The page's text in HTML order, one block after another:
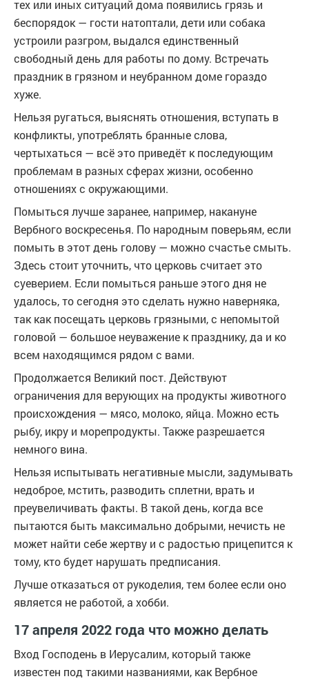
тех или иных ситуаций дома появились грязь и
беспорядок — гости натоптали, дети или собака
устроили разгром, выдался единственный
свободный день для работы по дому. Встречать
праздник в грязном и неубранном доме гораздо
хуже.
Нельзя ругаться, выяснять отношения, вступать в
конфликты, употреблять бранные слова,
чертыхаться — всё это приведёт к последующим
проблемам в разных сферах жизни, особенно
отношениях с окружающими.
Помыться лучше заранее, например, накануне
Вербного воскресенья. По народным поверьям, если
помыть в этот день голову — можно счастье смыть.
Здесь стоит уточнить, что церковь считает это
суеверием. Если помыться раньше этого дня не
удалось, то сегодня это сделать нужно наверняка,
так как посещать церковь грязными, с непомытой
головой — большое неуважение к празднику, да и ко
всем находящимся рядом с вами.
Продолжается Великий пост. Действуют
ограничения для верующих на продукты животного
происхождения — мясо, молоко, яйца. Можно есть
рыбу, икру и морепродукты. Также разрешается
немного вина.
Нельзя испытывать негативные мысли, задумывать
недоброе, мстить, разводить сплетни, врать и
преувеличивать факты. В такой день, когда все
пытаются быть максимально добрыми, нечисть не
может найти себе жертву и с радостью прицепится к
тому, кто будет нарушать предписания.
Лучше отказаться от рукоделия, тем более если оно
является не работой, а хобби.
17 апреля 2022 года что можно делать
Вход Господень в Иерусалим, который также
известен под такими названиями, как Вербное